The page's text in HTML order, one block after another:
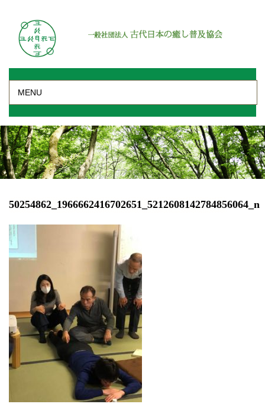
MENU
50254862_1966662416702651_5212608142784856064_n